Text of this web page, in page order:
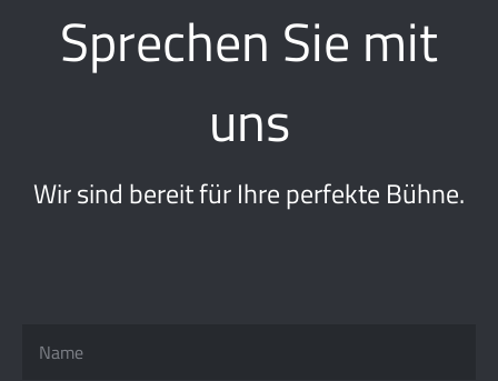
Sprechen Sie mit
uns
Wir sind bereit für Ihre perfekte Bühne.